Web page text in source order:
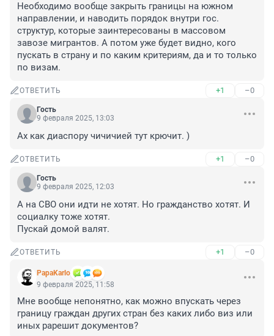
Необходимо вообще закрыть границы на южном
направлении, и наводить порядок внутри гос.
структур, которые заинтересованы в массовом
завозе мигрантов. А потом уже будет видно, кого
пускать в страну и по каким критериям, да и то только
по визам.
ОТВЕТИТЬ +1 –0
Гость
9 февраля 2025, 13:03
Ах как диаспору чичичией тут крючит. )
ОТВЕТИТЬ +1 –0
Гость
9 февраля 2025, 12:03
А на СВО они идти не хотят. Но гражданство хотят. И
социалку тоже хотят.
Пускай домой валят.
ОТВЕТИТЬ +1 –0
PapaKarlo
9 февраля 2025, 11:58
Мне вообще непонятно, как можно впускать через
границу граждан других стран без каких либо виз или
иных рарешит документов?